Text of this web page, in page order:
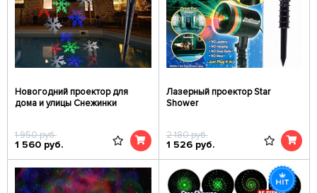
Новогодний проектор для
дома и улицы Снежинки
1 950руб.
1 560 руб.
Лазерный проектор Star
Shower
2 180руб.
1 526 руб.